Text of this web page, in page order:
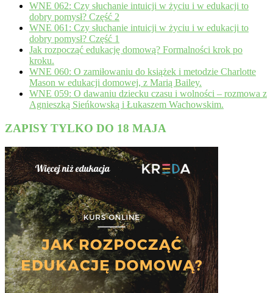
WNE 062: Czy słuchanie intuicji w życiu i w edukacji to
dobry pomysł? Część 2
WNE 061: Czy słuchanie intuicji w życiu i w edukacji to
dobry pomysł? Część 1
Jak rozpocząć edukację domową? Formalności krok po
kroku.
WNE 060: O zamiłowaniu do książek i metodzie Charlotte
Mason w edukacji domowej, z Marią Bailey.
WNE 059: O dawaniu dziecku czasu i wolności – rozmowa z
Agnieszką Sieńkowską i Łukaszem Wachowskim.
ZAPISY TYLKO DO 18 MAJA